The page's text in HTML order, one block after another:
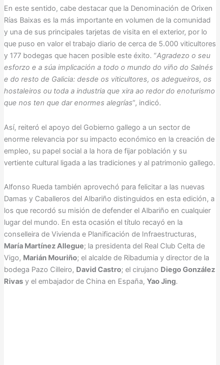
En este sentido, cabe destacar que la Denominación de Orixen
Rías Baixas es la más importante en volumen de la comunidad
y una de sus principales tarjetas de visita en el exterior, por lo
que puso en valor el trabajo diario de cerca de 5.000 viticultores
y 177 bodegas que hacen posible este éxito. “Agradezo o seu
esforzo e a súa implicación a todo o mundo do viño do Salnés
e do resto de Galicia: desde os viticultores, os adegueiros, os
hostaleiros ou toda a industria que xira ao redor do enoturismo
que nos ten que dar enormes alegrías”, indicó.
Así, reiteró el apoyo del Gobierno gallego a un sector de
enorme relevancia por su impacto económico en la creación de
empleo, su papel social a la hora de fijar población y su
vertiente cultural ligada a las tradiciones y al patrimonio gallego.
Alfonso Rueda también aprovechó para felicitar a las nuevas
Damas y Caballeros del Albariño distinguidos en esta edición, a
los que recordó su misión de defender el Albariño en cualquier
lugar del mundo. En esta ocasión el título recayó en la
conselleira de Vivienda e Planificación de Infraestructuras,
María Martínez Allegue; la presidenta del Real Club Celta de
Vigo, Marián Mouriño; el alcalde de Ribadumia y director de la
bodega Pazo Cilleiro, David Castro; el cirujano Diego González
Rivasy el embajador de China en España, Yao Jing.